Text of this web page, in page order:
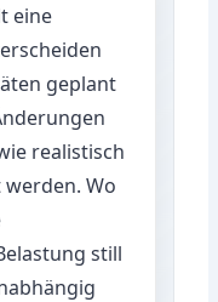
eine
geplant
realistisch
Wo
still